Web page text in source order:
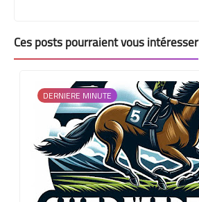
Ces posts pourraient vous intéresser
DERNIERE MINUTE